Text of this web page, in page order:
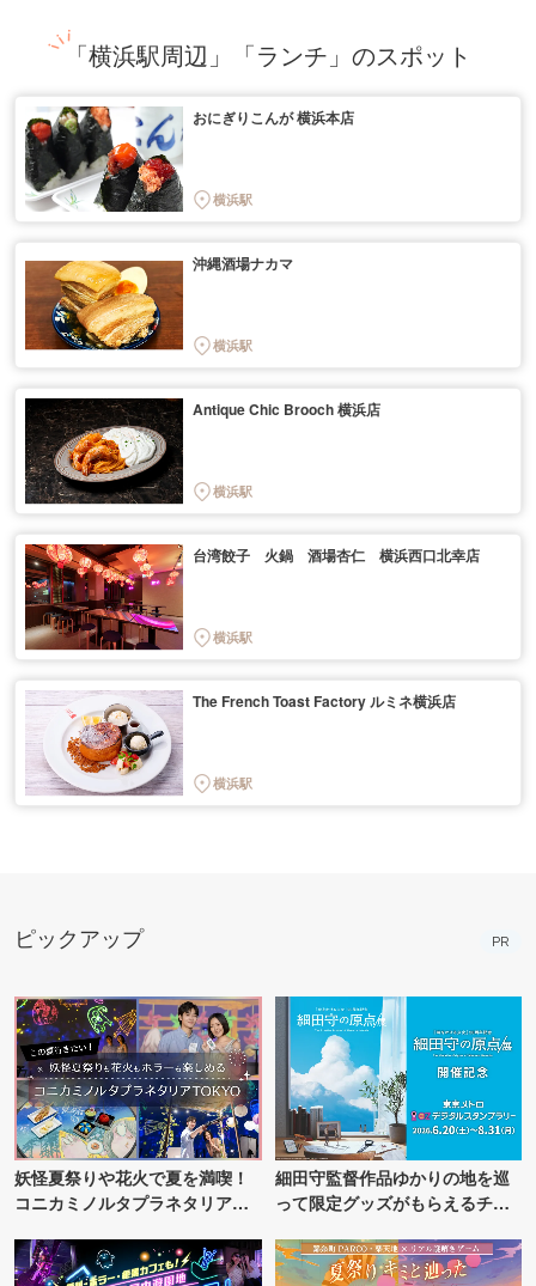
「横浜駅周辺」「ランチ」のスポット
おにぎりこんが 横浜本店
横浜駅
沖縄酒場ナカマ
横浜駅
Antique Chic Brooch 横浜店
横浜駅
台湾餃子 火鍋 酒場杏仁 横浜西口北幸店
横浜駅
The French Toast Factory ルミネ横浜店
横浜駅
ピックアップ PR
妖怪夏祭りや花火で夏を満喫！
コニカミノルタプラネタリア
細田守監督作品ゆかりの地を巡
って限定グッズがもらえるチャ